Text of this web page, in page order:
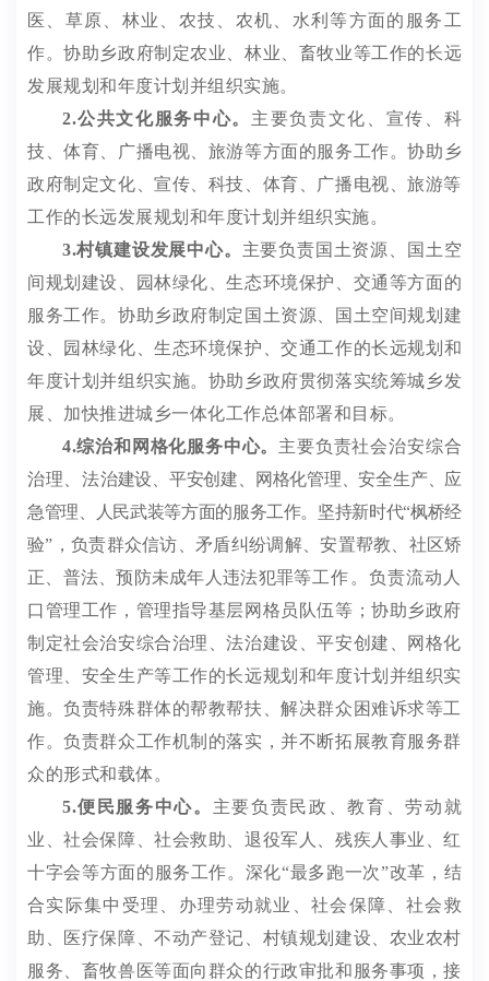
医、草原、林业、农技、农机、水利等方面的服务工
作。协助乡政府制定农业、林业、畜牧业等工作的长远
发展规划和年度计划并组织实施。
2.公共文化服务中心。 主要负责文化、宣传、科
技、体育、广播电视、旅游等方面的服务工作。协助 乡
政府制定文化、宣传、科技、体育、广播电视、旅游等
工作的长远发展规划和年度计划并组织实施。
3.村镇建设发展中心。 主要负责国土资源、
国土空
间规划建设、园林绿化、生态环境保护、交通等方面的
服务工作。 协助乡政府制定国土资源、 国土空间规划建
设、园林绿化、生态环境保护 、交通工作的长远规划和
年度计划并组织实施。 协助 乡政府贯彻落实统筹城乡发
展、加快推进城乡一体化工作总体部署和目标。
4.综治和网格化服务中心。 主要负责社会治安综合
治理、法治建设、平安创建、网格化管理、安全生产、应
急管理、人民武装等方面的服务工作。 坚持新时代“枫桥经
验”， 负责群众信访、矛盾纠纷调解、安置帮教、社区矫
正、普法、预防未成年人违法犯罪等工作。负责流动人
口管理工作，管理指导基层网格员队伍等；协助乡政府
制定社会治安综合治理、法治建设、平安创建、网格化
管理、安全生产等工作的长远规划和年度计划并组织实
施。负责特殊群体的帮教帮扶、解决群众困难诉求等工
作。负责群众工作机制的落实，并不断拓展教育服务群
众的形式和载体。
5.便民服务中心。 主要负责民政、教育、劳动就
业、社会保障、社会救助、退役军人、残疾人事业、红
十字会等方面的服务工作。深化“最多跑一次”改革，结
合实际集中受理、办理劳动就业、社会保障、社会救
助、医疗保障、不动产登记、村镇规划建设、农业农村
服务、畜牧兽医等面向群众的行政审批和服务事项，接